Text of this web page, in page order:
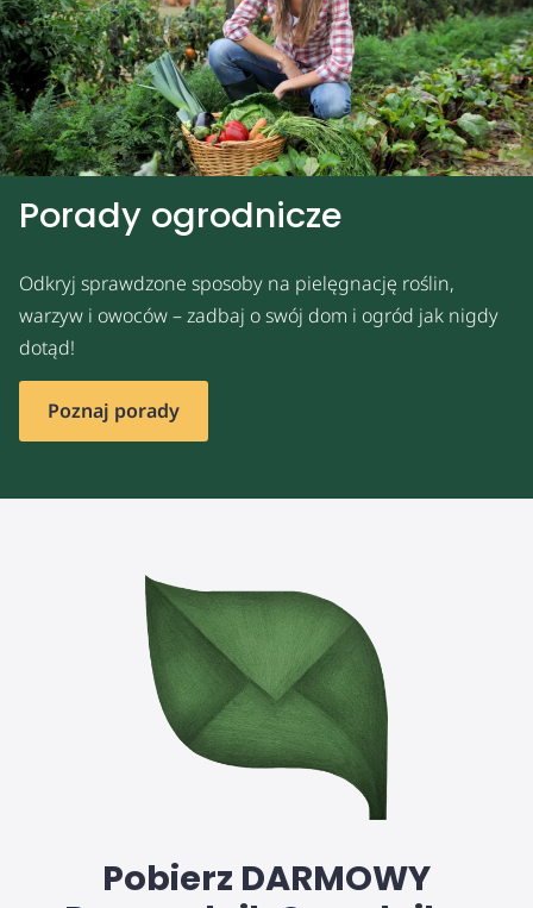
Porady ogrodnicze
Odkryj sprawdzone sposoby na pielęgnację roślin,
warzyw i owoców – zadbaj o swój dom i ogród jak nigdy
dotąd!
Poznaj porady
Pobierz DARMOWY